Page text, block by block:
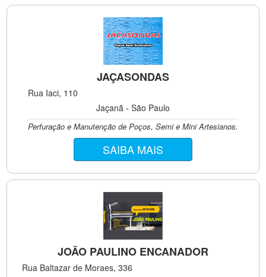
JAÇASONDAS
Rua Iaci, 110
Jaçanã - São Paulo
Perfuração e Manutenção de Poços, Semi e Mini Artesianos.
SAIBA MAIS
JOÃO PAULINO ENCANADOR
Rua Baltazar de Moraes, 336